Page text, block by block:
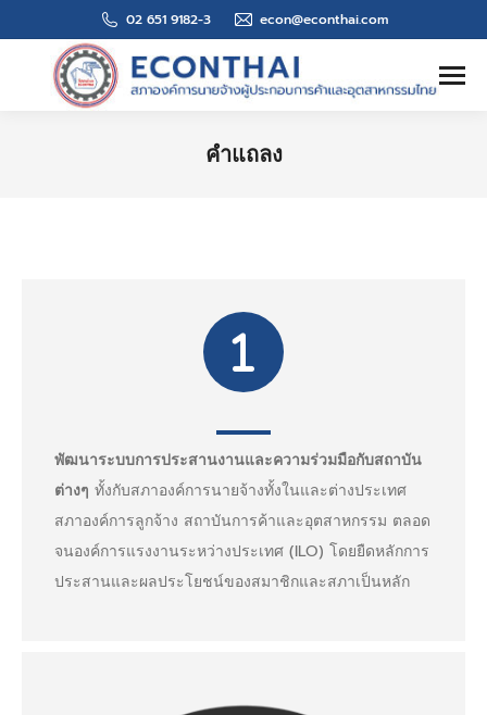
02 651 9182-3 econ@econthai.com
Search:
คำแถลง
พัฒนาระบบการประสานงานและความร่วมมือกับสถาบัน
ต่างๆ ทั้งกับสภาองค์การนายจ้างทั้งในและต่างประเทศ
สภาองค์การลูกจ้าง สถาบันการค้าและอุตสาหกรรม ตลอด
จนองค์การแรงงานระหว่างประเทศ (ILO) โดยยืดหลักการ
ประสานและผลประโยชน์ของสมาชิกและสภาเป็นหลัก